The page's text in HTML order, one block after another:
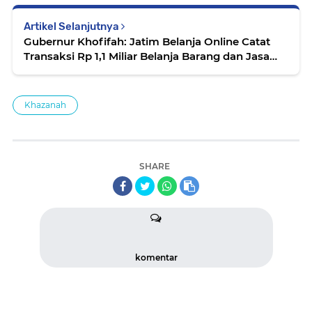
Artikel Selanjutnya
Gubernur Khofifah: Jatim Belanja Online Catat
Transaksi Rp 1,1 Miliar Belanja Barang dan Jasa
Khazanah
SHARE
komentar